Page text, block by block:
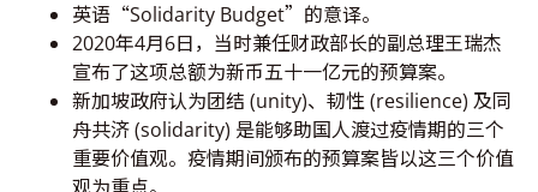
英语“Solidarity Budget”的意译。
2020年4月6日，当时兼任财政部长的副总理王瑞杰
宣布了这项总额为新币五十一亿元的预算案。
新加坡政府认为团结 (unity)、韧性 (resilience) 及同
舟共济 (solidarity) 是能够助国人渡过疫情期的三个
重要价值观。疫情期间颁布的预算案皆以这三个价值